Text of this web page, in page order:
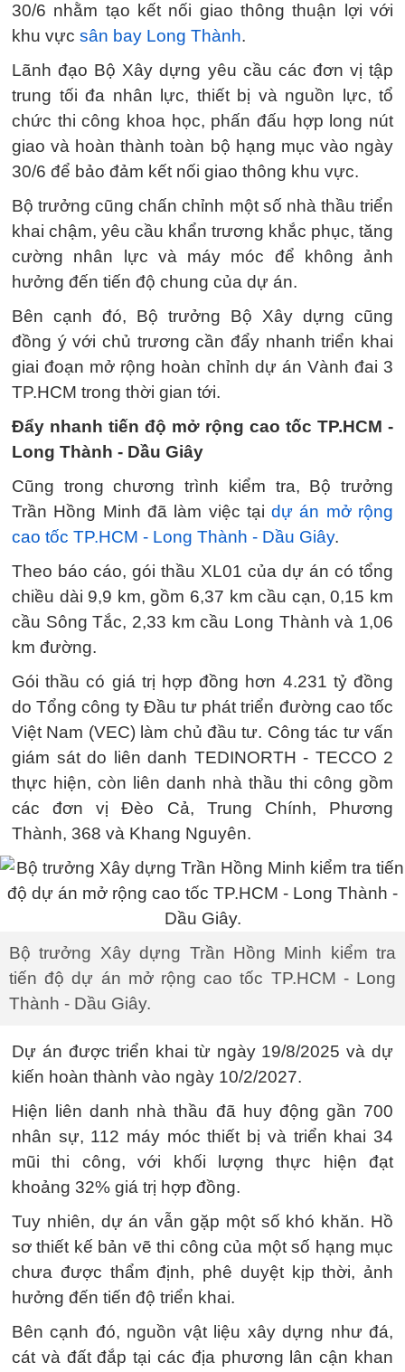
30/6 nhằm tạo kết nối giao thông thuận lợi với
khu vực sân bay Long Thành.
Lãnh đạo Bộ Xây dựng yêu cầu các đơn vị tập
trung tối đa nhân lực, thiết bị và nguồn lực, tổ
chức thi công khoa học, phấn đấu hợp long nút
giao và hoàn thành toàn bộ hạng mục vào ngày
30/6 để bảo đảm kết nối giao thông khu vực.
Bộ trưởng cũng chấn chỉnh một số nhà thầu triển
khai chậm, yêu cầu khẩn trương khắc phục, tăng
cường nhân lực và máy móc để không ảnh
hưởng đến tiến độ chung của dự án.
Bên cạnh đó, Bộ trưởng Bộ Xây dựng cũng
đồng ý với chủ trương cần đẩy nhanh triển khai
giai đoạn mở rộng hoàn chỉnh dự án Vành đai 3
TP.HCM trong thời gian tới.
Đẩy nhanh tiến độ mở rộng cao tốc TP.HCM -
Long Thành - Dầu Giây
Cũng trong chương trình kiểm tra, Bộ trưởng
Trần Hồng Minh đã làm việc tạidự án mở rộng
cao tốc TP.HCM - Long Thành - Dầu Giây.
Theo báo cáo, gói thầu XL01 của dự án có tổng
chiều dài 9,9 km, gồm 6,37 km cầu cạn, 0,15 km
cầu Sông Tắc, 2,33 km cầu Long Thành và 1,06
km đường.
Gói thầu có giá trị hợp đồng hơn 4.231 tỷ đồng
do Tổng công ty Đầu tư phát triển đường cao tốc
Việt Nam (VEC) làm chủ đầu tư. Công tác tư vấn
giám sát do liên danh TEDINORTH - TECCO 2
thực hiện, còn liên danh nhà thầu thi công gồm
các đơn vị Đèo Cả, Trung Chính, Phương
Thành, 368 và Khang Nguyên.
Bộ trưởng Xây dựng Trần Hồng Minh kiểm tra
tiến độ dự án mở rộng cao tốc TP.HCM - Long
Thành - Dầu Giây.
Dự án được triển khai từ ngày 19/8/2025 và dự
kiến hoàn thành vào ngày 10/2/2027.
Hiện liên danh nhà thầu đã huy động gần 700
nhân sự, 112 máy móc thiết bị và triển khai 34
mũi thi công, với khối lượng thực hiện đạt
khoảng 32% giá trị hợp đồng.
Tuy nhiên, dự án vẫn gặp một số khó khăn. Hồ
sơ thiết kế bản vẽ thi công của một số hạng mục
chưa được thẩm định, phê duyệt kịp thời, ảnh
hưởng đến tiến độ triển khai.
Bên cạnh đó, nguồn vật liệu xây dựng như đá,
cát và đất đắp tại các địa phương lân cận khan